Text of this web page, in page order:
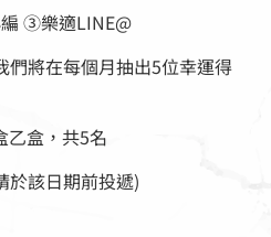
③樂適LINE@
們將在每個月抽出5位幸運得
乙盒，共5名
該日期前投遞)